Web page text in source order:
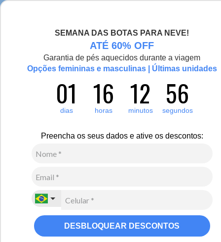
SEMANA DAS BOTAS PARA NEVE!
ATÉ 60% OFF
Garantia de pés aquecidos durante a viagem
Opções femininas e masculinas | Últimas unidades
01
dias 16
horas 12
minutos 56
segundos
Preencha os seus dados e ative os descontos:
DESBLOQUEAR DESCONTOS
Vídeo
Calçados Botas
Avaliações
Bota Masculina forrada em Lã natural Belgravia
00
Ver Parcelas